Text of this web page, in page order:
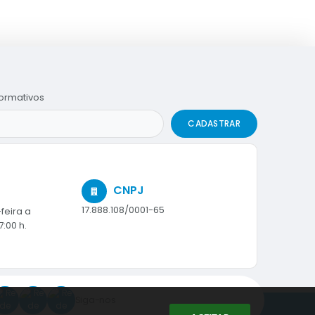
a
h.
CNPJ
17.888.108/0001-65
CADASTRAR